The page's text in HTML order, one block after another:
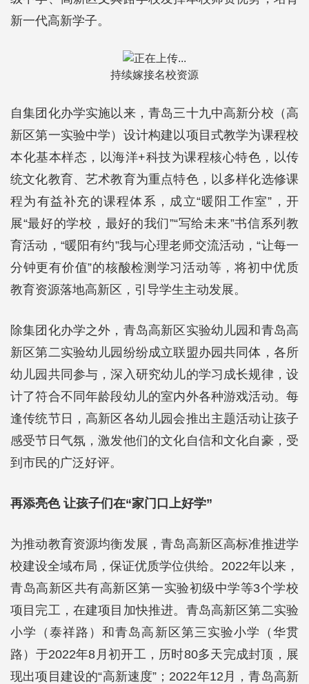
新一代高新学子。
持续嫁接名校资源
自集团化办学实施以来，青岛三十九中高新分校（高
新区第一实验中学）设计构建以项目式教学为课程校
本化基本样态，以海洋+科技为课程核心特色，以传
统文化教育、艺术教育为重点特色，以多样化选修课
程为有益补充的课程体系，成立“暖阳工作室”，开
展“最好的学校，最好的我们”“写给未来”书信系列教
育活动，“暖阳有约”我与心理老师交流活动，“让每一
分钟更有价值”的核酸检测学习活动等，将初中优质
教育资源落地高新区，引导学生主动发展。
除集团化办学之外，青岛高新区实验幼儿园和青岛高
新区第二实验幼儿园纷纷成立联盟办园共同体，各所
幼儿园共同参与，深入研究幼儿的学习成长规律，设
计了符合不同年龄段幼儿的室内外各种游戏活动。每
逢传统节日，高新区各幼儿园会推出主题活动让孩子
感受节日气氛，激发他们的文化自信和文化自豪，受
到市民的广泛好评。
再添亮色 让孩子们在“家门口上好学”
为推动教育资源均衡发展，青岛高新区高标准推进学
校建设全域布局，保证优质学位供给。2022年以来，
青岛高新区共有高新区第一实验初级中学等3个学校
项目完工，在建项目加快推进。青岛高新区第二实验
小学（泰祥路）和青岛高新区第三实验小学（华贯
路）于2022年8月初开工，历时80多天完成封顶，展
现出项目建设的“高新速度”；2022年12月，青岛高新